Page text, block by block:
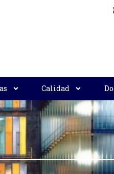
Calidad